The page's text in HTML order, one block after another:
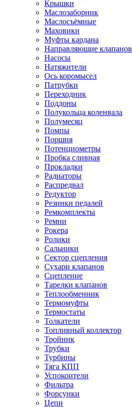
Крышки
Маслозаборник
Маслосъёмные
Маховики
Муфты кардана
Направляющие клапанов
Насосы
Натяжители
Ось коромысел
Патрубки
Переходник
Поддоны
Полукольца коленвала
Полумесяц
Помпы
Поршня
Потенциометры
Пробка сливная
Прокладки
Радиаторы
Распредвал
Редуктор
Резинки педалей
Ремкомплекты
Ремни
Рокера
Ролики
Сальники
Сектор сцепления
Сухари клапанов
Сцепление
Тарелки клапанов
Теплообменник
Термомуфты
Термостаты
Толкатели
Топливный коллектор
Тройник
Трубки
Турбины
Тяга КПП
Успокоители
Фильтра
Форсунки
Цепи